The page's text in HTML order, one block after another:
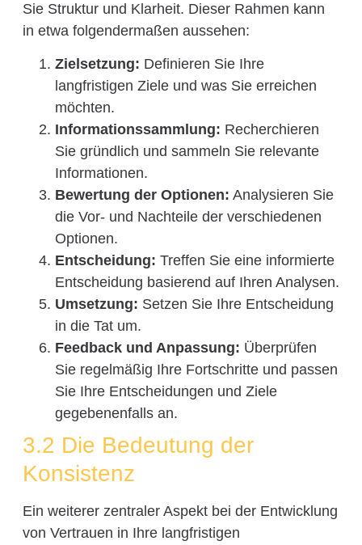
Sie Struktur und Klarheit. Dieser Rahmen kann
in etwa folgendermaßen aussehen:
Zielsetzung: Definieren Sie Ihre
langfristigen Ziele und was Sie erreichen
möchten.
Informationssammlung: Recherchieren
Sie gründlich und sammeln Sie relevante
Informationen.
Bewertung der Optionen: Analysieren Sie
die Vor- und Nachteile der verschiedenen
Optionen.
Entscheidung: Treffen Sie eine informierte
Entscheidung basierend auf Ihren Analysen.
Umsetzung: Setzen Sie Ihre Entscheidung
in die Tat um.
Feedback und Anpassung: Überprüfen
Sie regelmäßig Ihre Fortschritte und passen
Sie Ihre Entscheidungen und Ziele
gegebenenfalls an.
3.2 Die Bedeutung der
Konsistenz
Ein weiterer zentraler Aspekt bei der Entwicklung
von Vertrauen in Ihre langfristigen